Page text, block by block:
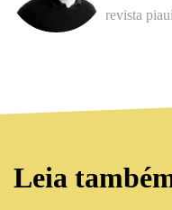
revista
Leia